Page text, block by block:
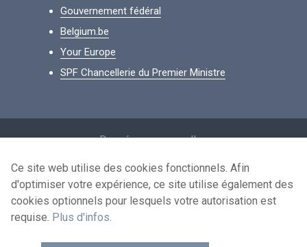
Gouvernement fédéral
Belgium.be
Your Europe
SPF Chancellerie du Premier Ministre
Données personnelles
Conditions de réutilisation
Contactez-nous
Ce site web utilise des cookies fonctionnels. Afin
d'optimiser votre expérience, ce site utilise également des
cookies optionnels pour lesquels votre autorisation est
requise. Plus d'infos.